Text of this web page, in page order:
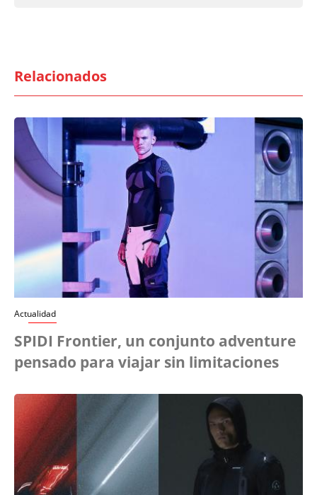
Relacionados
Actualidad
SPIDI Frontier, un conjunto adventure
pensado para viajar sin limitaciones